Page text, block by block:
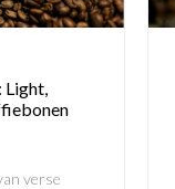
Light,
verse